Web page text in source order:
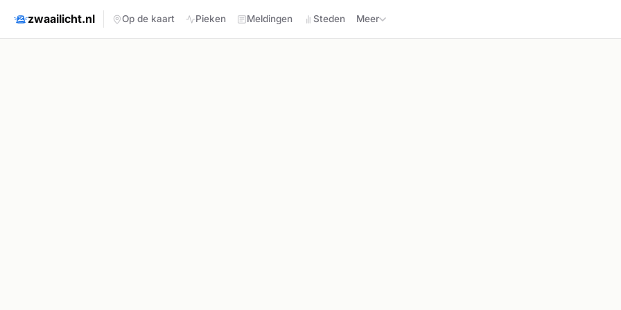
zwaailicht.nl Op de kaart Pieken Meldingen Steden Meer